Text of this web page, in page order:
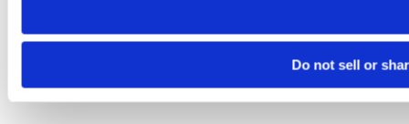
Do not sell or